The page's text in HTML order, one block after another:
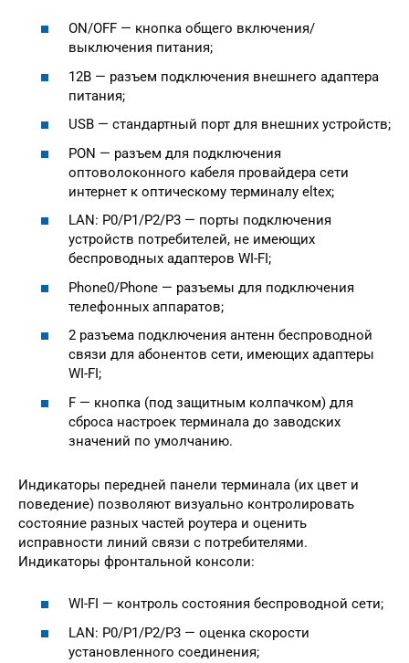
ON/OFF — кнопка общего включения/
выключения питания;
12В — разъем подключения внешнего адаптера
питания;
USB — стандартный порт для внешних устройств;
PON — разъем для подключения
оптоволоконного кабеля провайдера сети
интернет к оптическому терминалу eltex;
LAN: P0/P1/P2/P3 — порты подключения
устройств потребителей, не имеющих
беспроводных адаптеров WI-FI;
Phone0/Phone — разъемы для подключения
телефонных аппаратов;
2 разъема подключения антенн беспроводной
связи для абонентов сети, имеющих адаптеры
WI-FI;
F — кнопка (под защитным колпачком) для
сброса настроек терминала до заводских
значений по умолчанию.
Индикаторы передней панели терминала (их цвет и
поведение) позволяют визуально контролировать
состояние разных частей роутера и оценить
исправности линий связи с потребителями.
Индикаторы фронтальной консоли:
WI-FI — контроль состояния беспроводной сети;
LAN: P0/P1/P2/P3 — оценка скорости
установленного соединения;